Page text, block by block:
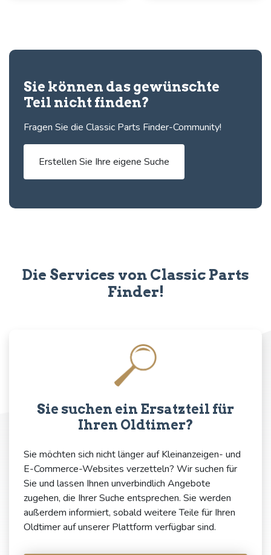
Sie können das gewünschte
Teil nicht finden?
Fragen Sie die Classic Parts Finder-Community!
Erstellen Sie Ihre eigene Suche
Die Services von Classic Parts
Finder!
Sie suchen ein Ersatzteil für
Ihren Oldtimer?
Sie möchten sich nicht länger auf Kleinanzeigen- und
E-Commerce-Websites verzetteln? Wir suchen für
Sie und lassen Ihnen unverbindlich Angebote
zugehen, die Ihrer Suche entsprechen. Sie werden
außerdem informiert, sobald weitere Teile für Ihren
Oldtimer auf unserer Plattform verfügbar sind.